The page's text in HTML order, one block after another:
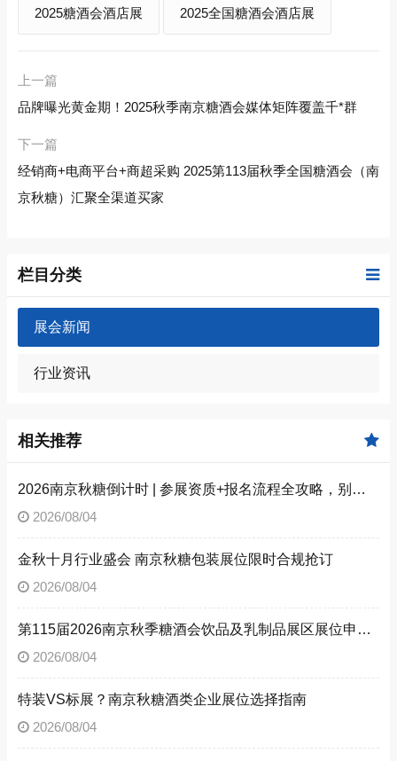
2025糖酒会酒店展 2025全国糖酒会酒店展
上一篇
品牌曝光黄金期！2025秋季南京糖酒会媒体矩阵覆盖千*群
下一篇
经销商+电商平台+商超采购 2025第113届秋季全国糖酒会（南
京秋糖）汇聚全渠道买家
栏目分类
展会新闻
行业资讯
相关推荐
2026南京秋糖倒计时 | 参展资质+报名流程全攻略，别因手续不全错失良机（附材料清单）
2026/08/04
金秋十月行业盛会 南京秋糖包装展位限时合规抢订
2026/08/04
第115届2026南京秋季糖酒会饮品及乳制品展区展位申请技巧
2026/08/04
特装VS标展？南京秋糖酒类企业展位选择指南
2026/08/04